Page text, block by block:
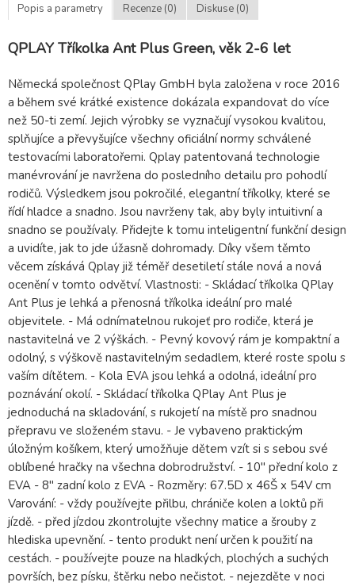
Popis a parametry Recenze (0) Diskuse (0)
QPLAY Tříkolka Ant Plus Green, věk 2-6 let
Německá společnost QPlay GmbH byla založena v roce 2016
a během své krátké existence dokázala expandovat do více
než 50-ti zemí. Jejich výrobky se vyznačují vysokou kvalitou,
splňujíce a převyšujíce všechny oficiální normy schválené
testovacími laboratořemi. Qplay patentovaná technologie
manévrování je navržena do posledního detailu pro pohodlí
rodičů. Výsledkem jsou pokročilé, elegantní tříkolky, které se
řídí hladce a snadno. Jsou navrženy tak, aby byly intuitivní a
snadno se používaly. Přidejte k tomu inteligentní funkční design
a uvidíte, jak to jde úžasně dohromady. Díky všem těmto
věcem získává Qplay již téměř desetiletí stále nová a nová
ocenění v tomto odvětví. Vlastnosti: - Skládací tříkolka QPlay
Ant Plus je lehká a přenosná tříkolka ideální pro malé
objevitele. - Má odnímatelnou rukojeť pro rodiče, která je
nastavitelná ve 2 výškách. - Pevný kovový rám je kompaktní a
odolný, s výškově nastavitelným sedadlem, které roste spolu s
vaším dítětem. - Kola EVA jsou lehká a odolná, ideální pro
poznávání okolí. - Skládací tříkolka QPlay Ant Plus je
jednoduchá na skladování, s rukojetí na místě pro snadnou
přepravu ve složeném stavu. - Je vybaveno praktickým
úložným košíkem, který umožňuje dětem vzít si s sebou své
oblíbené hračky na všechna dobrodružství. - 10'' přední kolo z
EVA - 8" zadní kolo z EVA - Rozměry: 67.5D x 46Š x 54V cm
Varování: - vždy používejte přilbu, chrániče kolen a loktů při
jízdě. - před jízdou zkontrolujte všechny matice a šrouby z
hlediska upevnění. - tento produkt není určen k použití na
cestách. - používejte pouze na hladkých, plochých a suchých
površích, bez písku, štěrku nebo nečistot. - nejezděte v noci